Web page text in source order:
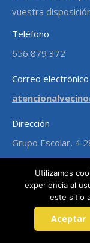
vuestra
Teléfono
656 879 372
Correo electrónico
Dirección
Grupo Escolar, 4
Encuéntranos en:
Facebook
page
opens
X
page
opens
page
opens
in
in
Últimas
Utilizamos
experiencia al
este sitio
Aceptar